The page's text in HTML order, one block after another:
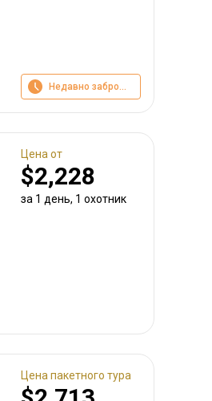
Недавно забронировано
Цена от
$2,228
за 1 день, 1 охотник
Цена пакетного тура